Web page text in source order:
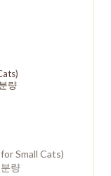
Small Cats)
량